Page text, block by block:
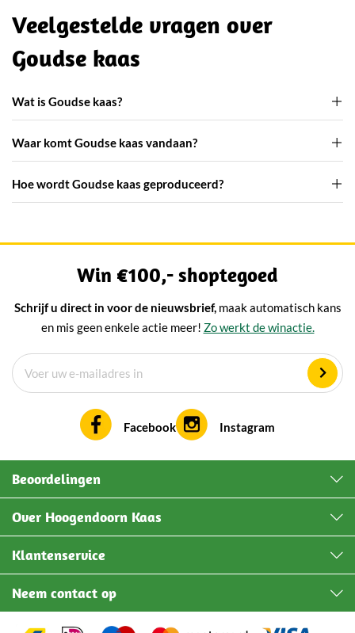
Veelgestelde vragen over
Goudse kaas
Wat is Goudse kaas?
Waar komt Goudse kaas vandaan?
Hoe wordt Goudse kaas geproduceerd?
Win €100,- shoptegoed
Schrijf u direct in voor de nieuwsbrief, maak automatisch kans
en mis geen enkele actie meer! Zo werkt de winactie.
Facebook Instagram
Beoordelingen
Over Hoogendoorn Kaas
Klantenservice
Neem contact op